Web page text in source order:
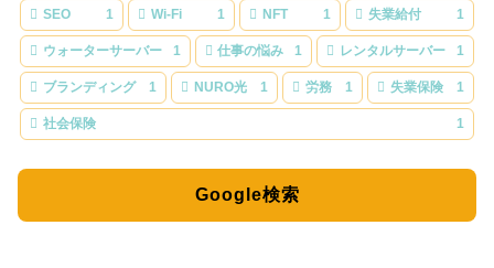
SEO 1 Wi-Fi 1 NFT 1 失業給付 1
ウォーターサーバー 1 仕事の悩み 1 レンタルサーバー 1
ブランディング 1 NURO光 1 労務 1 失業保険 1
社会保険 1
Google検索